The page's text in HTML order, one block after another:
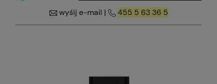
wyśij e-mail | 455 5 63 36 5